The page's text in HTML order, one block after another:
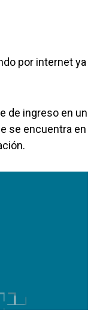
por internet ya
de ingreso en un
se encuentra en